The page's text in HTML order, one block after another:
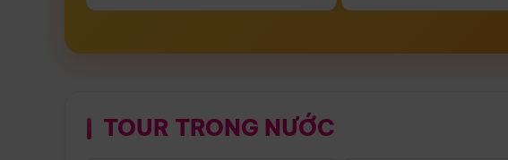
TOUR TRONG NƯỚC
Điểm nổi bật